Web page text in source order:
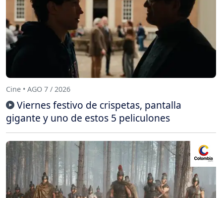
Cine • AGO 7 / 2026
Viernes festivo de crispetas, pantalla
gigante y uno de estos 5 peliculones